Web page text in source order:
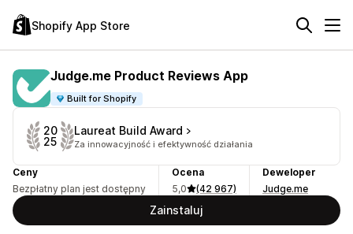
Shopify App Store
Judge.me Product Reviews App
Built for Shopify
20
25
Laureat Build Award
Za innowacyjność i efektywność działania
Ceny
Bezpłatny plan jest dostępny
Ocena
5,0
(42 967)
Deweloper
Judge.me
Zainstaluj